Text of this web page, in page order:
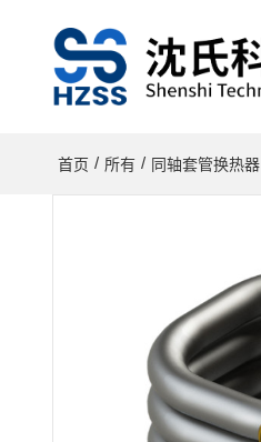
首页 / 所有 / 同轴套管换热器